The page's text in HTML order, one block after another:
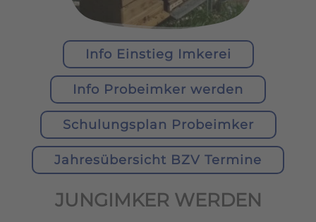
Info Einstieg Imkerei
Info Probeimker werden
Schulungsplan Probeimker
Jahresübersicht BZV Termine
JUNGIMKER WERDEN